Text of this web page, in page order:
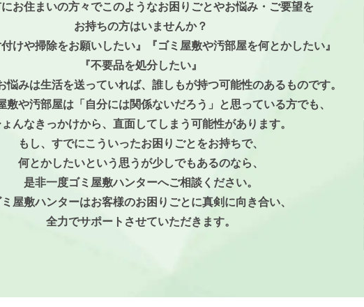
お住まいの方々でこのようなお困りごとやお悩み・ご要望を
お持ちの方はいませんか？
付けや掃除をお願いしたい』『ゴミ屋敷や汚部屋を何とかしたい』
『不要品を処分したい』
悩みは生活を送っていれば、誰しもが持つ可能性のあるものです。
敷や汚部屋は「自分には関係ないだろう」と思っている方でも、
んなきっかけから、直面してしまう可能性があります。
もし、すでにこういったお困りごとをお持ちで、
何とかしたいという思うが少しでもあるのなら、
是非一度ゴミ屋敷ハンターへご相談ください。
ミ屋敷ハンターはお客様のお困りごとに真剣に向き合い、
全力でサポートさせていただきます。